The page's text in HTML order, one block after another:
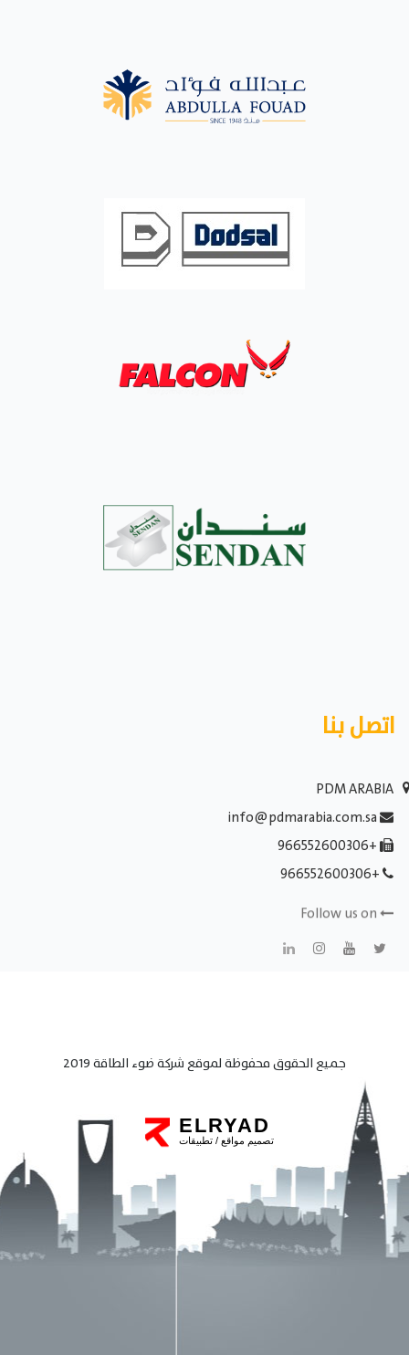
اتصل بنا
PDM ARABIA
+966552600306
+966552600306
جميع الحقوق محفوظة لموقع شركة ضوء الطاقة 2019
ELRYAD
تصميم مواقع / تطبيقات